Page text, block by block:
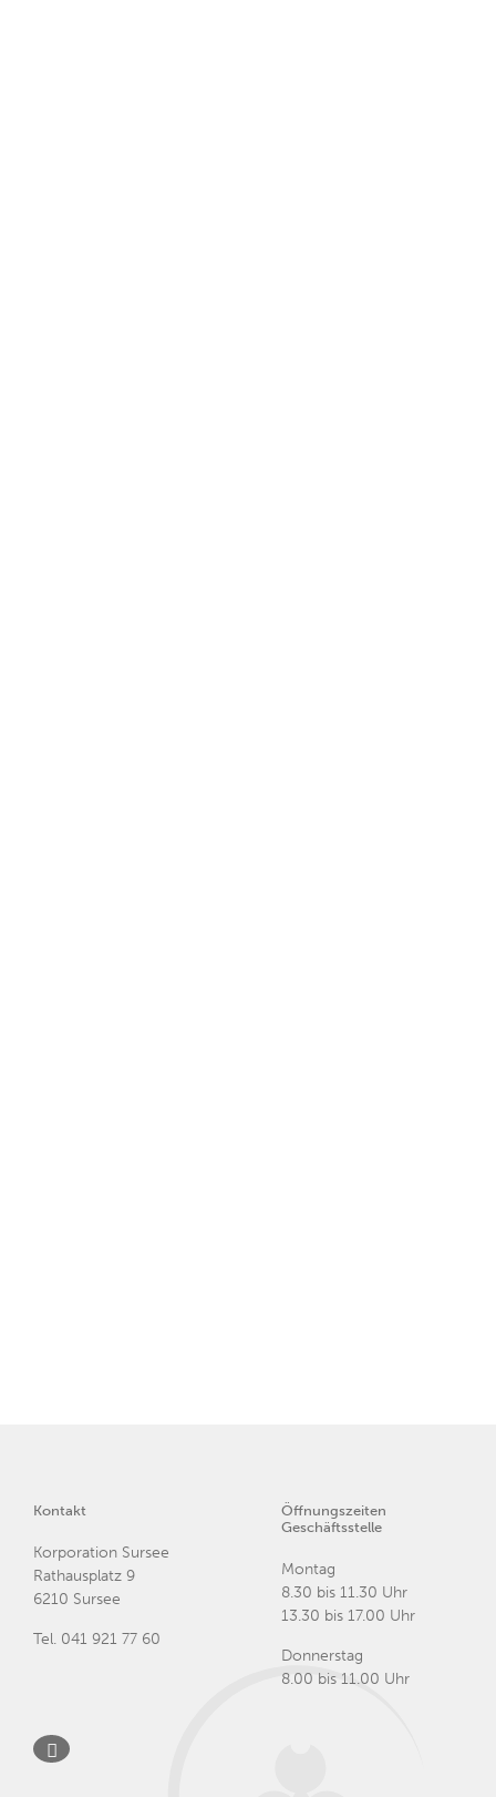
Kontakt
Korporation Sursee
Rathausplatz 9
6210 Sursee
Tel. 041 921 77 60
Öffnungszeiten
Geschäftsstelle
Montag
8.30 bis 11.30 Uhr
13.30 bis 17.00 Uhr
Donnerstag
8.00 bis 11.00 Uhr